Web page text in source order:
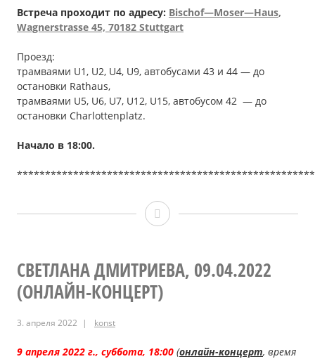
Встреча проходит по адресу: Bischof—Moser—Haus,
Wagnerstrasse 45, 70182 Stuttgart
Проезд:
трамваями U1, U2, U4, U9, автобусами 43 и 44 — до
остановки Rathaus,
трамваями U5, U6, U7, U12, U15, автобусом 42 — до
остановки Сharlottenplatz.
Начало в 18:00.
Филипп
23.04.2022
СВЕТЛАНА ДМИТРИЕВА, 09.04.2022
(ОНЛАЙН-КОНЦЕРТ)
3. апреля 2022 konst
9 апреля 2022 г., суббота, 18:00 (онлайн-концерт, время